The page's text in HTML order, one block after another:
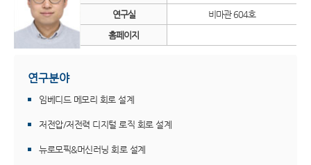
연구실
비마관 604호
홈페이지
연구분야
임베디드 메모리 회로 설계
저전압/저전력 디지털 로직 회로 설계
뉴로모픽&머신러닝 회로 설계